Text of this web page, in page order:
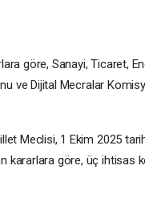
göre, Sanayi, Ticaret,
ve Dijital Mecralar
Meclisi, 1 Ekim 2025
kararlara göre, üç ihtisas